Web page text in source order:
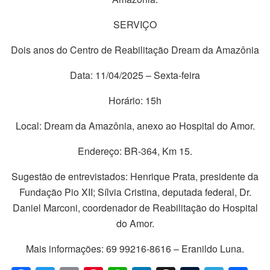
SERVIÇO
Dois anos do Centro de Reabilitação Dream da Amazônia
Data: 11/04/2025 – Sexta-feira
Horário: 15h
Local: Dream da Amazônia, anexo ao Hospital do Amor.
Endereço: BR-364, Km 15.
Sugestão de entrevistados: Henrique Prata, presidente da
Fundação Pio XII; Sílvia Cristina, deputada federal, Dr.
Daniel Marconi, coordenador de Reabilitação do Hospital
do Amor.
Mais informações: 69 99216-8616 – Eranildo Luna.